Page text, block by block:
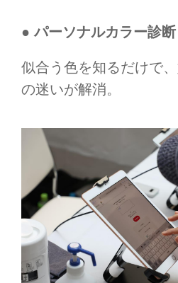
● パーソナルカラー診断
似合う色を知るだけで
の迷いが解消。